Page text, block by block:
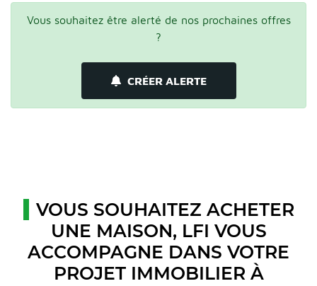
Vous souhaitez être alerté de nos prochaines offres
?
CRÉER ALERTE
VOUS SOUHAITEZ ACHETER
UNE MAISON, LFI VOUS
ACCOMPAGNE DANS VOTRE
PROJET IMMOBILIER À